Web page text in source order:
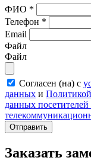
ФИО *
Телефон *
Email
Файл
Файл
Согласен (на) с
данных и
данных
Отправить
Заказать